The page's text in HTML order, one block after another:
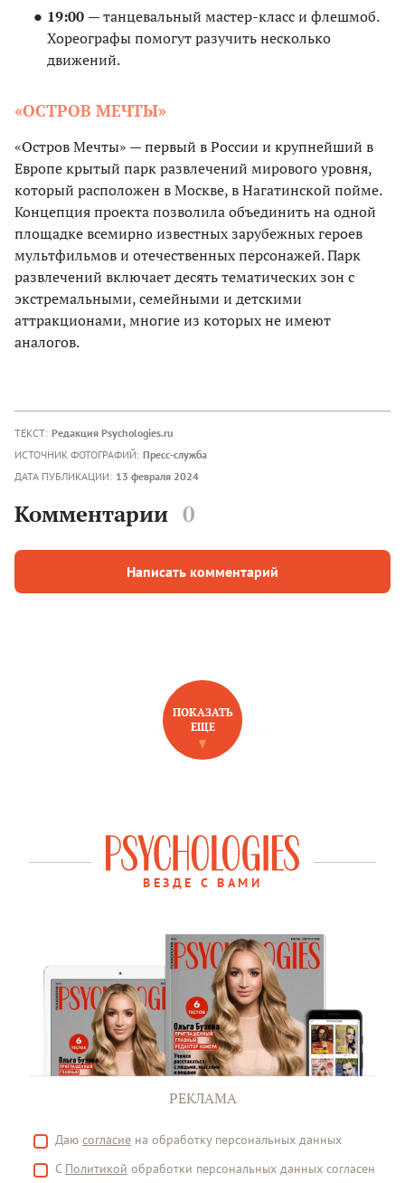
19:00 — танцевальный мастер-класс и флешмоб.
Хореографы помогут разучить несколько
движений.
«ОСТРОВ МЕЧТЫ»
«Остров Мечты» — первый в России и крупнейший в
Европе крытый парк развлечений мирового уровня,
который расположен в Москве, в Нагатинской пойме.
Концепция проекта позволила объединить на одной
площадке всемирно известных зарубежных героев
мультфильмов и отечественных персонажей. Парк
развлечений включает десять тематических зон с
экстремальными, семейными и детскими
аттракционами, многие из которых не имеют
аналогов.
ТЕКСТ: Редакция Psychologies.ru
ИСТОЧНИК ФОТОГРАФИЙ: Пресс-служба
ДАТА ПУБЛИКАЦИИ: 13 февраля 2024
Комментарии 0
Написать комментарий
НОВОЕ НА САЙТЕ
ПОКАЗАТЬ
ЕЩЕ
ВЕЗДЕ С ВАМИ
РЕКЛАМА
Даю согласие на обработку персональных данных
С Политикой обработки персональных данных согласен